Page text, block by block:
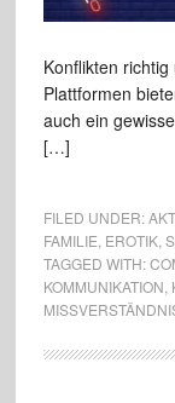
Konflikten
Plattformen
auch ein
[…]
FILED UNDER:
FAMILIE EROTIK,
TAGGED WITH:
KOMMUNIKATION